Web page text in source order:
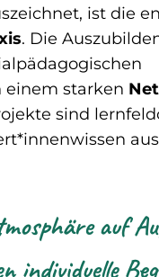
ist die
. Die
einem starken
sind
auf
individuelle